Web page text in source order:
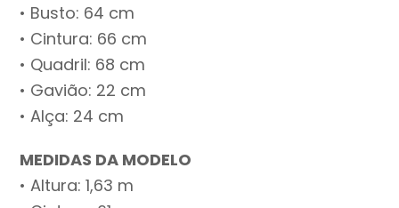
• Busto: 64 cm
• Cintura: 66 cm
• Quadril: 68 cm
• Gavião: 22 cm
• Alça: 24 cm
MEDIDAS DA MODELO
• Altura: 1,63 m